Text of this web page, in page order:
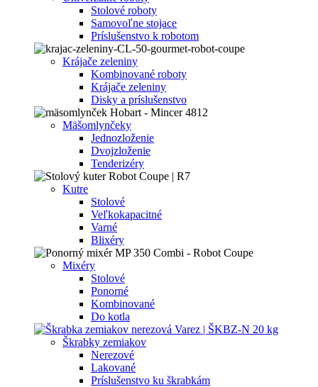
Stolové roboty
Samovoľne stojace
Príslušenstvo k robotom
Krájače zeleniny
Kombinované roboty
Krájače zeleniny
Disky a príslušenstvo
Mäšomlynčeky
Jednozloženie
Dvojzloženie
Tenderizéry
Kutre
Stolové
Veľkokapacitné
Varné
Blixéry
Mixéry
Stolové
Ponorné
Kombinované
Do kotla
Škrabky zemiakov
Nerezové
Lakované
Príslušenstvo ku škrabkám